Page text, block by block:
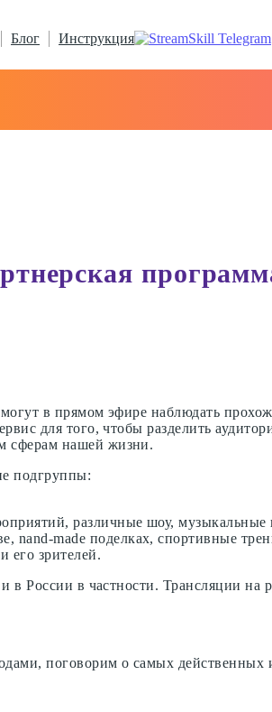
Блог Инструкция
в прямом эфире наблюдать
для того, чтобы разделить
сферам нашей жизни.
подгруппы:
различные шоу, музыкальные
nand-made поделках, спортивные
его зрителей.
России в частности. Трансляции
поговорим о самых действенных